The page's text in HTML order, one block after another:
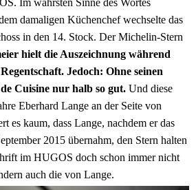
Im wahrsten Sinne des Wortes
damaligen Küchenchef wechselte das
in den 14. Stock. Der Michelin-Stern
hielt die Auszeichnung während
Jedoch: Ohne seinen
Cuisine nur halb so gut. Und diese
Eberhard Lange an der Seite von
es kaum, dass Lange, nachdem er das
2015 übernahm, den Stern halten
im HUGOS doch schon immer nicht
auch die von Lange.